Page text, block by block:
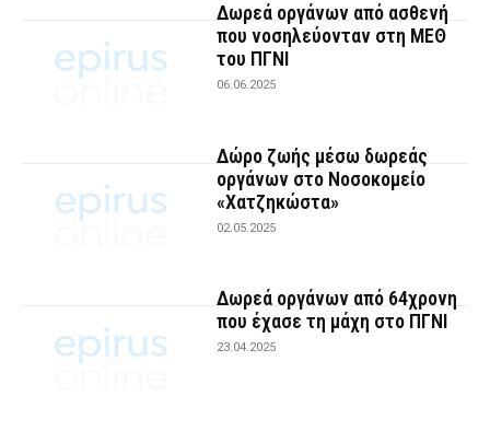
Δωρεά οργάνων από ασθενή
που νοσηλεύονταν στη ΜΕΘ
του ΠΓΝΙ
06.06.2025
Δώρο ζωής μέσω δωρεάς
οργάνων στο Νοσοκομείο
«Χατζηκώστα»
02.05.2025
Δωρεά οργάνων από 64χρονη
που έχασε τη μάχη στο ΠΓΝΙ
23.04.2025